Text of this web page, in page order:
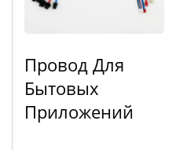
Провод Для
Бытовых
Приложений